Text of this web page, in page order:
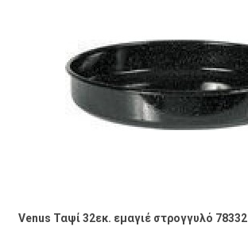
Venus Ταψί 32εκ. εμαγιέ στρογγυλό 78332